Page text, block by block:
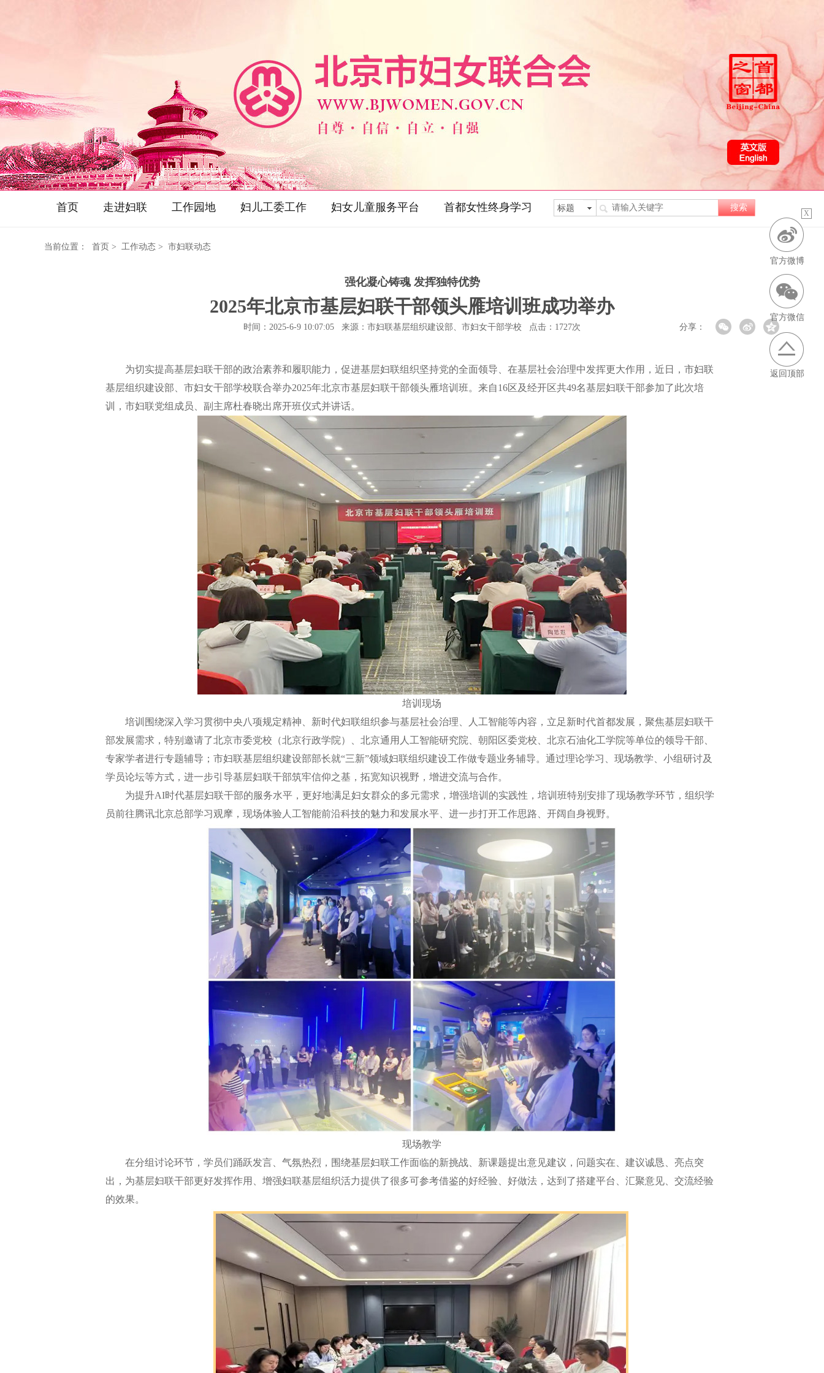
首页 走进妇联 工作园地 妇儿工委工作 妇女儿童服务平台 首都女性终身学习
当前位置： 首页 > 工作动态 > 市妇联动态
强化凝心铸魂 发挥独特优势
2025年北京市基层妇联干部领头雁培训班成功举办
时间：2025-6-9 10:07:05 来源：市妇联基层组织建设部、市妇女干部学校 点击： 1727次 分享：
为切实提高基层妇联干部的政治素养和履职能力，促进基层妇联组织坚持党的全面领导、在基层社会治理中发挥更大作用，近日，市妇联
基层组织建设部、市妇女干部学校联合举办2025年北京市基层妇联干部领头雁培训班。来自16区及经开区共49名基层妇联干部参加了此次培
训，市妇联党组成员、副主席杜春晓出席开班仪式并讲话。
培训现场
培训围绕深入学习贯彻中央八项规定精神、新时代妇联组织参与基层社会治理、人工智能等内容，立足新时代首都发展，聚焦基层妇联干
部发展需求，特别邀请了北京市委党校（北京行政学院）、北京通用人工智能研究院、朝阳区委党校、北京石油化工学院等单位的领导干部、
专家学者进行专题辅导；市妇联基层组织建设部部长就“三新”领域妇联组织建设工作做专题业务辅导。通过理论学习、现场教学、小组研讨及
学员论坛等方式，进一步引导基层妇联干部筑牢信仰之基，拓宽知识视野，增进交流与合作。
为提升AI时代基层妇联干部的服务水平，更好地满足妇女群众的多元需求，增强培训的实践性，培训班特别安排了现场教学环节，组织学
员前往腾讯北京总部学习观摩，现场体验人工智能前沿科技的魅力和发展水平、进一步打开工作思路、开阔自身视野。
现场教学
在分组讨论环节，学员们踊跃发言、气氛热烈，围绕基层妇联工作面临的新挑战、新课题提出意见建议，问题实在、建议诚恳、亮点突
出，为基层妇联干部更好发挥作用、增强妇联基层组织活力提供了很多可参考借鉴的好经验、好做法，达到了搭建平台、汇聚意见、交流经验
的效果。
官方微博
官方微信
返回顶部
X